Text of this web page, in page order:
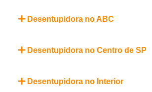
Desentupidora no ABC
Desentupidora no Centro de SP
Desentupidora no Interior